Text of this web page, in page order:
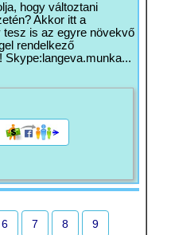
hogy változtani
Akkor itt a
tesz is az egyre növekvő
rendelkező
Skype:langeva.munka...
6 7 8 9